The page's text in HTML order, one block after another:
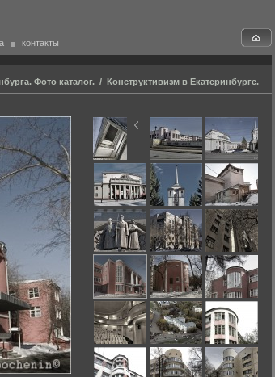
контакты
Фото каталог. / Конструктивизм в Екатеринбурге.